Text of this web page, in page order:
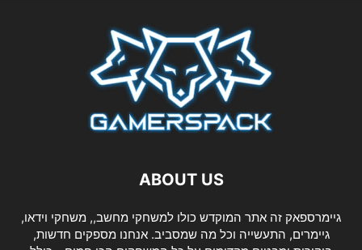
ABOUT US
גיימרספאק זה אתר המוקדש כולו למשחקי מחשב,, משחקי וידאו,
גיימרים, התעשייה וכל מה שמסביב. אנחנו מספקים חדשות,